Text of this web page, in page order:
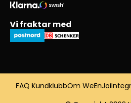
Vi fraktar med
FAQ KundklubbOm WeEnJoi